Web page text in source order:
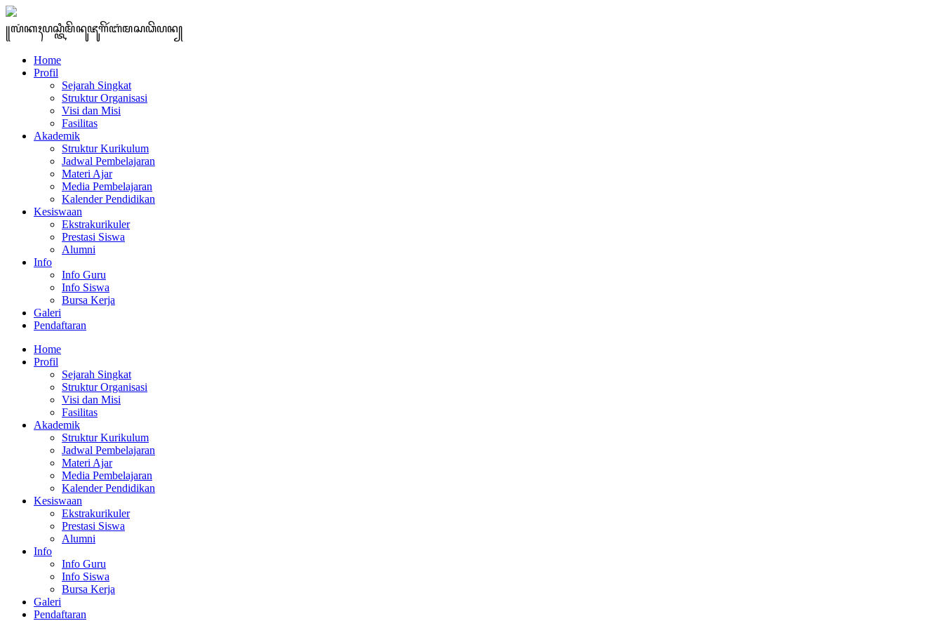
꧋ꦭꦁꦏꦃꦥꦱ꧀ꦠꦶꦩꦼꦤꦸꦗꦸꦒꦼꦂꦧꦁꦩꦱꦣꦼꦥꦤ꧀
Home
Profil
Sejarah Singkat
Struktur Organisasi
Visi dan Misi
Fasilitas
Akademik
Struktur Kurikulum
Jadwal Pembelajaran
Materi Ajar
Media Pembelajaran
Kalender Pendidikan
Kesiswaan
Ekstrakurikuler
Prestasi Siswa
Alumni
Info
Info Guru
Info Siswa
Bursa Kerja
Galeri
Pendaftaran
Home
Profil
Sejarah Singkat
Struktur Organisasi
Visi dan Misi
Fasilitas
Akademik
Struktur Kurikulum
Jadwal Pembelajaran
Materi Ajar
Media Pembelajaran
Kalender Pendidikan
Kesiswaan
Ekstrakurikuler
Prestasi Siswa
Alumni
Info
Info Guru
Info Siswa
Bursa Kerja
Galeri
Pendaftaran